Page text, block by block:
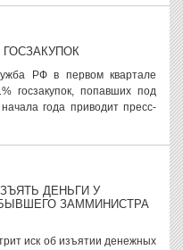
РФ в первом квартале
госзакупок, попавших под
года приводит пресс-
ДЕНЬГИ У
ЗАММИНИСТРА
иск об изъятии денежных